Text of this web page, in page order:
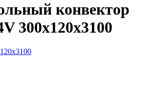
конвектор
300x120x3100